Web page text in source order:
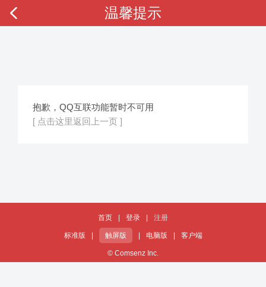
温馨提示
抱歉，QQ互联功能暂时不可用
[ 点击这里返回上一页 ]
首页 登录 注册
标准版 触屏版 电脑版 客户端
© Comsenz Inc.